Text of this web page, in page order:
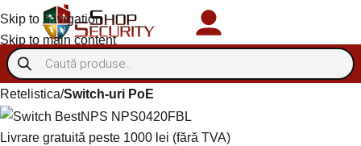
Skip to navigation
Skip to main content
Retelistica Switch-uri PoE
Livrare gratuită peste 1000 lei (fără TVA)